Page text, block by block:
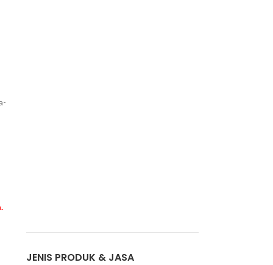
JENIS PRODUK & JASA